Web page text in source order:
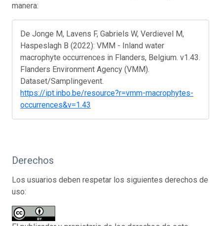
manera:
De Jonge M, Lavens F, Gabriels W, Verdievel M,
Haspeslagh B (2022): VMM - Inland water
macrophyte occurrences in Flanders, Belgium. v1.43.
Flanders Environment Agency (VMM).
Dataset/Samplingevent.
https://ipt.inbo.be/resource?r=vmm-macrophytes-
occurrences&v=1.43
Derechos
Los usuarios deben respetar los siguientes derechos de
uso: